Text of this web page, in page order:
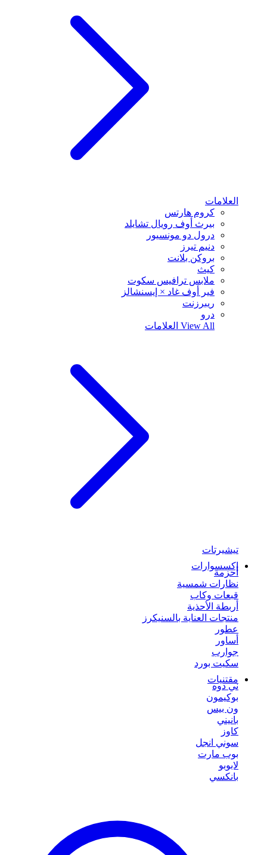
العلامات
كروم هارتس
بيرث أوف رويال تشايلد
درول دو مونسيور
دنيم تيرز
بروكن بلانت
كيث
ملابس ترافيس سكوت
فير أوف غاد × إيسنشالز
ريبرزنت
درو
View All العلامات
تيشيرتات
إكسسوارات
أحزمة
نظارات شمسية
قبعات وكاب
أربطة الأحذية
منتجات العناية بالسنيكرز
عطور
أساور
جوارب
سكيت بورد
مقتنيات
ني دوه
بوكيمون
ون بيس
بانيني
كاوز
سوني انجل
بوب مارت
لابوبو
بانكسي